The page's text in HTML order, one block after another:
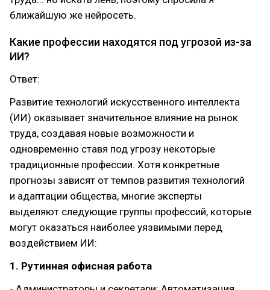
ближайшую же нейросеть.
Какие профессии находятся под угрозой из-за
ИИ?
Ответ:
Развитие технологий искусственного интеллекта
(ИИ) оказывает значительное влияние на рынок
труда, создавая новые возможности и
одновременно ставя под угрозу некоторые
традиционные профессии. Хотя конкретные
прогнозы зависят от темпов развития технологий
и адаптации общества, многие эксперты
выделяют следующие группы профессий, которые
могут оказаться наиболее уязвимыми перед
воздействием ИИ:
1. Рутинная офисная работа